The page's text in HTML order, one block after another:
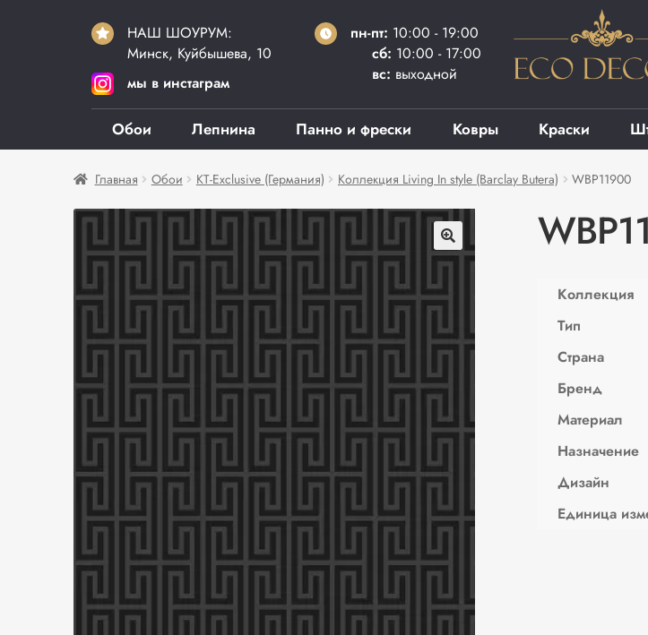
НАШ ШОУРУМ:
Минск, Куйбышева, 10
мы в инстаграм
пн-пт: 10:00 - 19:00
сб: 10:00 - 17:00
вс: выходной
Обои Лепнина Панно и фрески Ковры Краски
Главная Обои KT-Exclusive (Германия) Коллекция Living In style (Barclay Butera) WBP11900
Коллекция
Тип
Страна
Бренд
Материал
Назначение
Дизайн
Единица